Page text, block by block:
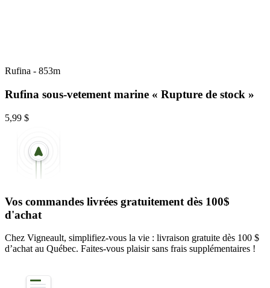
Rufina - 853m
Rufina sous-vetement marine « Rupture de stock »
5,99 $
Vos commandes livrées gratuitement dès 100$
d'achat
Chez Vigneault, simplifiez-vous la vie : livraison gratuite dès 100 $
d’achat au Québec. Faites-vous plaisir sans frais supplémentaires !